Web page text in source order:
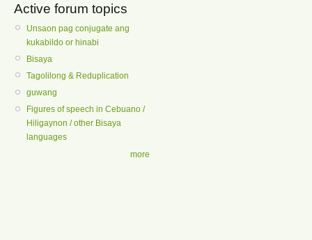
Active forum topics
Unsaon pag conjugate ang
kukabildo or hinabi
Bisaya
Tagolilong & Reduplication
guwang
Figures of speech in Cebuano /
Hiligaynon / other Bisaya
languages
more